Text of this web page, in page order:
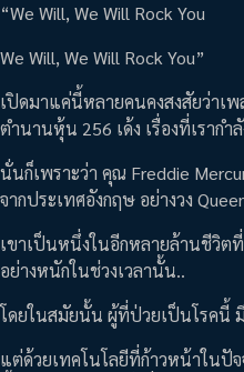
“We Will, We Will Rock You
We Will, We Will Rock You”
เปิดมาแค่นี้หลายคนคงสงสัยว่าเพ
ตำนานหุ้น 256 เด้ง เรื่องที่เรากำ
นั่นก็เพราะว่า คุณ Freddie
จากประเทศอังกฤษ อย่างวง
เขาเป็นหนึ่งในอีกหลายล้านชีวิตที่
อย่างหนักในช่วงเวลานั้น..
โดยในสมัยนั้น ผู้ที่ป่วยเป็นโรคนี้
แต่ด้วยเทคโนโลยีที่ก้าวหน้าในปั